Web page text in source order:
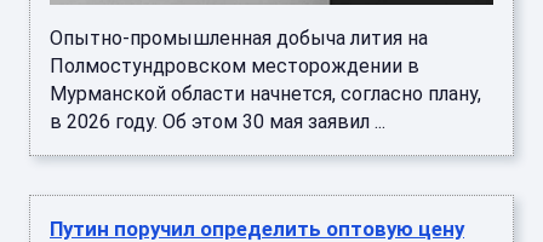
Опытно-промышленная добыча лития на
Полмостундровском месторождении в
Мурманской области начнется, согласно плану,
в 2026 году. Об этом 30 мая заявил ...
Путин поручил определить оптовую цену